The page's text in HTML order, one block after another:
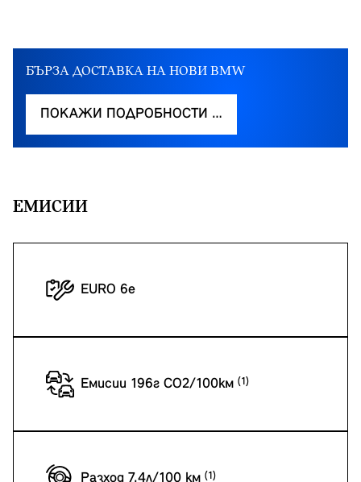
БЪРЗА ДОСТАВКА НА НОВИ BMW
ПОКАЖИ ПОДРОБНОСТИ …
EМИСИИ
EURO 6e
Емисии 196г CO2/100км
Разход 7.4л/100 км